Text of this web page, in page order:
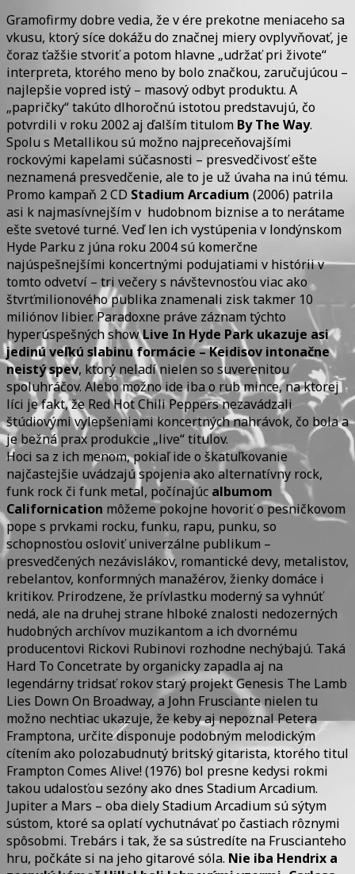
Gramofirmy dobre vedia, že v ére prekotne meniaceho sa
vkusu, ktorý síce dokážu do značnej miery ovplyvňovať, je
čoraz ťažšie stvoriť a potom hlavne „udržať pri živote“
interpreta, ktorého meno by bolo značkou, zaručujúcou –
najlepšie vopred istý – masový odbyt produktu. A
„papričky“ takúto dlhoročnú istotou predstavujú, čo
potvrdili v roku 2002 aj ďalším titulom By The Way.
Spolu s Metallikou sú možno najpreceňovajšími
rockovými kapelami súčasnosti – presvedčivosť ešte
neznamená presvedčenie, ale to je už úvaha na inú tému.
Promo kampaň 2 CD Stadium Arcadium (2006) patrila
asi k najmasívnejším v hudobnom biznise a to nerátame
ešte svetové turné. Veď len ich vystúpenia v londýnskom
Hyde Parku z júna roku 2004 sú komerčne
najúspešnejšími koncertnými podujatiami v histórii v
tomto odvetví – tri večery s návštevnosťou viac ako
štvrťmilionového publika znamenali zisk takmer 10
miliónov libier. Paradoxne práve záznam týchto
hyperúspešných showLive In Hyde Park ukazuje asi
jedinú veľkú slabinu formácie – Keidisov intonačne
neistý spev, ktorý neladí nielen so suverenitou
spoluhráčov. Alebo možno ide iba o rub mince, na ktorej
líci je fakt, že Red Hot Chili Peppers nezavádzali
štúdiovými vylepšeniami koncertných nahrávok, čo bola a
je bežná prax produkcie „live“ titulov.
Hoci sa z ich menom, pokiaľ ide o škatuľkovanie
najčastejšie uvádzajú spojenia ako alternatívny rock,
funk rock či funk metal, počínajúcalbumom
Californication môžeme pokojne hovoriť o pesničkovom
pope s prvkami rocku, funku, rapu, punku, so
schopnosťou osloviť univerzálne publikum –
presvedčených nezávislákov, romantické devy, metalistov,
rebelantov, konformných manažérov, žienky domáce i
kritikov. Prirodzene, že prívlastku moderný sa vyhnúť
nedá, ale na druhej strane hlboké znalosti nedozerných
hudobných archívov muzikantom a ich dvornému
producentovi Rickovi Rubinovi rozhodne nechýbajú. Taká
Hard To Concetrate by organicky zapadla aj na
legendárny tridsať rokov starý projekt Genesis The Lamb
Lies Down On Broadway, a John Frusciante nielen tu
možno nechtiac ukazuje, že keby aj nepoznal Petera
Framptona, určite disponuje podobným melodickým
cítením ako polozabudnutý britský gitarista, ktorého titul
Frampton Comes Alive! (1976) bol presne kedysi rokmi
takou udalosťou sezóny ako dnes Stadium Arcadium.
Jupiter a Mars – oba diely Stadium Arcadium sú sýtym
sústom, ktoré sa oplatí vychutnávať po častiach rôznymi
spôsobmi. Trebárs i tak, že sa sústredíte na Fruscianteho
hru, počkáte si na jeho gitarové sóla. Nie iba Hendrix a